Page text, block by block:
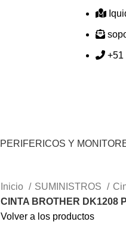
+51
PERIFERICOS Y
Inicio SUMINISTROS
CINTA BROTHER DK1208
Volver a los productos